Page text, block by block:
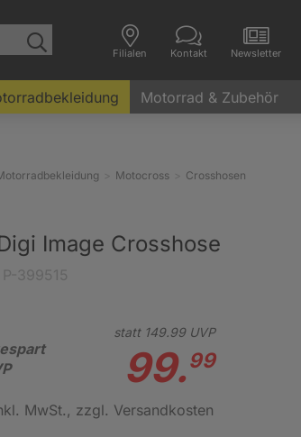
Filialen Kontakt Newsletter
Motorrad & Zubehör
Motocross Crosshosen
Image Crosshose
statt 149.99UVP
99.99
MwSt., zzgl. Versandkosten